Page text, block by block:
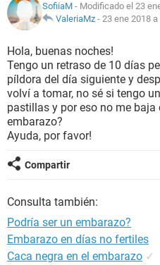
NUTRICIÓN
BIENESTAR
SEXUALIDAD
GLOSARIO
SofiiaM - Modificado el 23
ValeriaMz - 23 ene 2018
Hola, buenas noches!
Tengo un retraso de 10 días
píldora del día siguiente y
volví a tomar, no sé si tengo
pastillas y por eso no me baja
embarazo?
Ayuda, por favor!
Compartir
Consulta también:
Podría ser un embarazo?
Embarazo en días no fertiles
Caca negra en el embarazo ✓